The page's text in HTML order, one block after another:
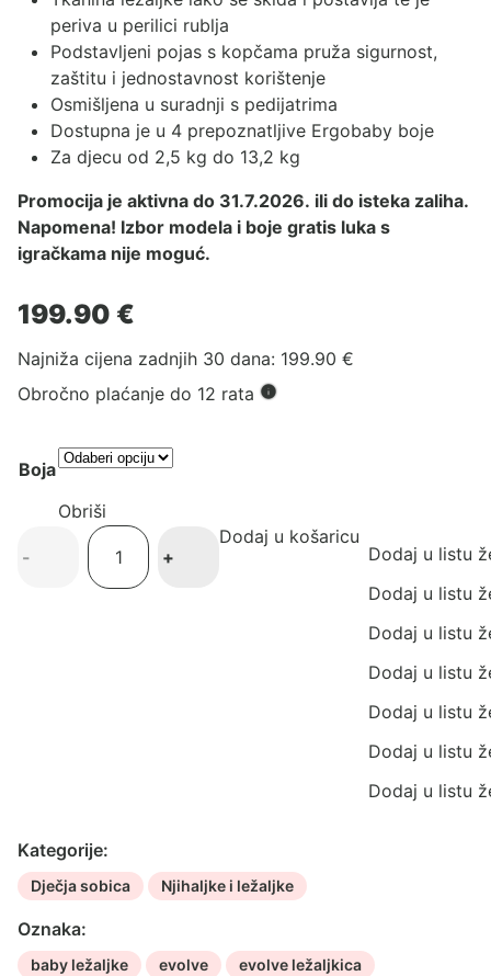
periva u perilici rublja
Podstavljeni pojas s kopčama pruža sigurnost,
zaštitu i jednostavnost korištenje
Osmišljena u suradnji s pedijatrima
Dostupna je u 4 prepoznatljive Ergobaby boje
Za djecu od 2,5 kg do 13,2 kg
Promocija je aktivna do 31.7.2026. ili do isteka zaliha.
Napomena! Izbor modela i boje gratis luka s
igračkama nije moguć.
199.90 €
Najniža cijena zadnjih 30 dana: 199.90 €
Obročno plaćanje do 12 rata
Boja
Obriši
ležaljka
- +
Dodaj u košaricu
Dodaj u listu
Dodaj u listu
Dodaj u listu
Dodaj u listu
Dodaj u listu
Dodaj u listu
Dodaj u listu
Kategorije:
Dječja sobica Njihaljke i ležaljke
Oznaka:
baby ležaljke evolve
evolve ležaljkica